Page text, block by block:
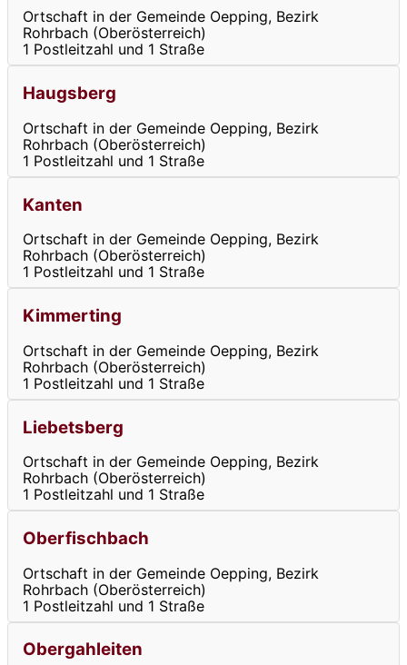
Ortschaft in der Gemeinde Oepping, Bezirk
Rohrbach (Oberösterreich)
1 Postleitzahl und 1 Straße
Haugsberg
Ortschaft in der Gemeinde Oepping, Bezirk
Rohrbach (Oberösterreich)
1 Postleitzahl und 1 Straße
Kanten
Ortschaft in der Gemeinde Oepping, Bezirk
Rohrbach (Oberösterreich)
1 Postleitzahl und 1 Straße
Kimmerting
Ortschaft in der Gemeinde Oepping, Bezirk
Rohrbach (Oberösterreich)
1 Postleitzahl und 1 Straße
Liebetsberg
Ortschaft in der Gemeinde Oepping, Bezirk
Rohrbach (Oberösterreich)
1 Postleitzahl und 1 Straße
Oberfischbach
Ortschaft in der Gemeinde Oepping, Bezirk
Rohrbach (Oberösterreich)
1 Postleitzahl und 1 Straße
Obergahleiten